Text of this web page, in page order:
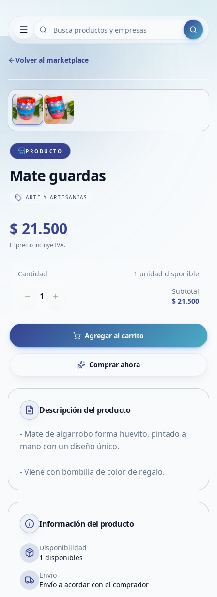
Buscar
Volver al marketplace
1/2
PRODUCTO
Mate guardas
ARTE Y ARTESANIAS
$ 21.500
El precio incluye IVA.
Cantidad 1 unidad disponible
1
Subtotal
$ 21.500
Agregar al carrito
Comprar ahora
Descripción del producto
- Mate de algarrobo forma huevito, pintado a
mano con un diseño único.
- Viene con bombilla de color de regalo.
Información del producto
Disponibilidad
1 disponibles
Envío
Envío a acordar con el comprador